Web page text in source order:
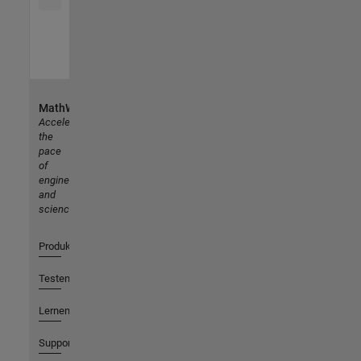
MathWorks
Accelerating
the
pace
of
engineering
and
science
Produkte
Testen oder Kaufen
Lernen
Support